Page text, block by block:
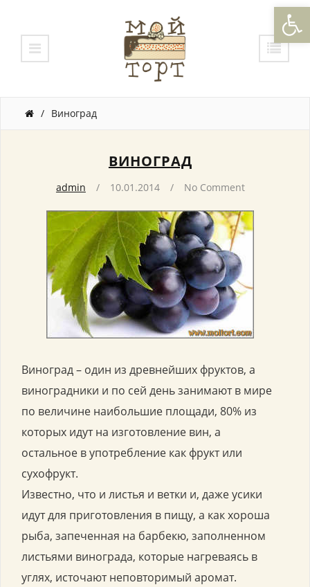
/ Виноград
ВИНОГРАД
admin 10.01.2014 No Comment
Виноград – один из древнейших фруктов, а
виноградники и по сей день занимают в мире
по величине наибольшие площади, 80% из
которых идут на изготовление вин, а
остальное в употребление как фрукт или
сухофрукт.
Известно, что и листья и ветки и, даже усики
идут для приготовления в пищу, а как хороша
рыба, запеченная на барбекю, заполненном
листьями винограда, которые нагреваясь в
углях, источают неповторимый аромат.